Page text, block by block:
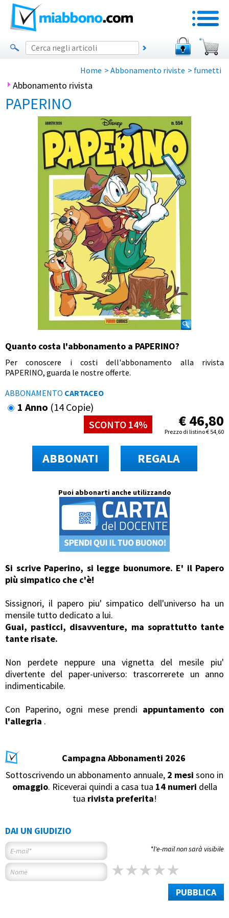
Home > Abbonamento riviste > fumetti
Abbonamento rivista
PAPERINO
Quanto costa l'abbonamento a PAPERINO?
Per conoscere i costi dell'abbonamento alla rivista
PAPERINO, guarda le nostre offerte.
ABBONAMENTO CARTACEO
1 Anno (14 Copie)
SCONTO 14%
€46,80
Prezzo di listino€ 54,60
ABBONATI REGALA
Puoi abbonarti anche utilizzando
Si scrive Paperino, si legge buonumore. E' il Papero
più simpatico che c'è!
Sissignori, il papero piu' simpatico dell'universo ha un
mensile tutto dedicato a lui.
Guai, pasticci, disavventure, ma soprattutto tante
tante risate.
Non perdete neppure una vignetta del mesile piu'
divertente del paper-universo: trascorrerete un anno
indimenticabile.
Con Paperino, ogni mese prendi appuntamento con
l'allegria .
Campagna Abbonamenti 2026
Sottoscrivendo un abbonamento annuale, 2 mesi sono in
omaggio. Riceverai quindi a casa tua 14 numeri della
tua rivista preferita!
DAI UN GIUDIZIO
*l'e-mail non sarà visibile
PUBBLICA